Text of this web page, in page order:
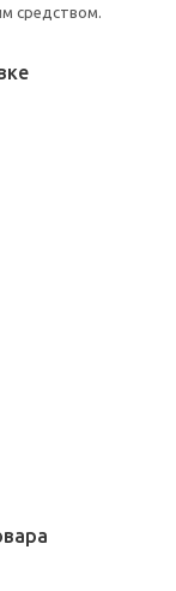
средством.